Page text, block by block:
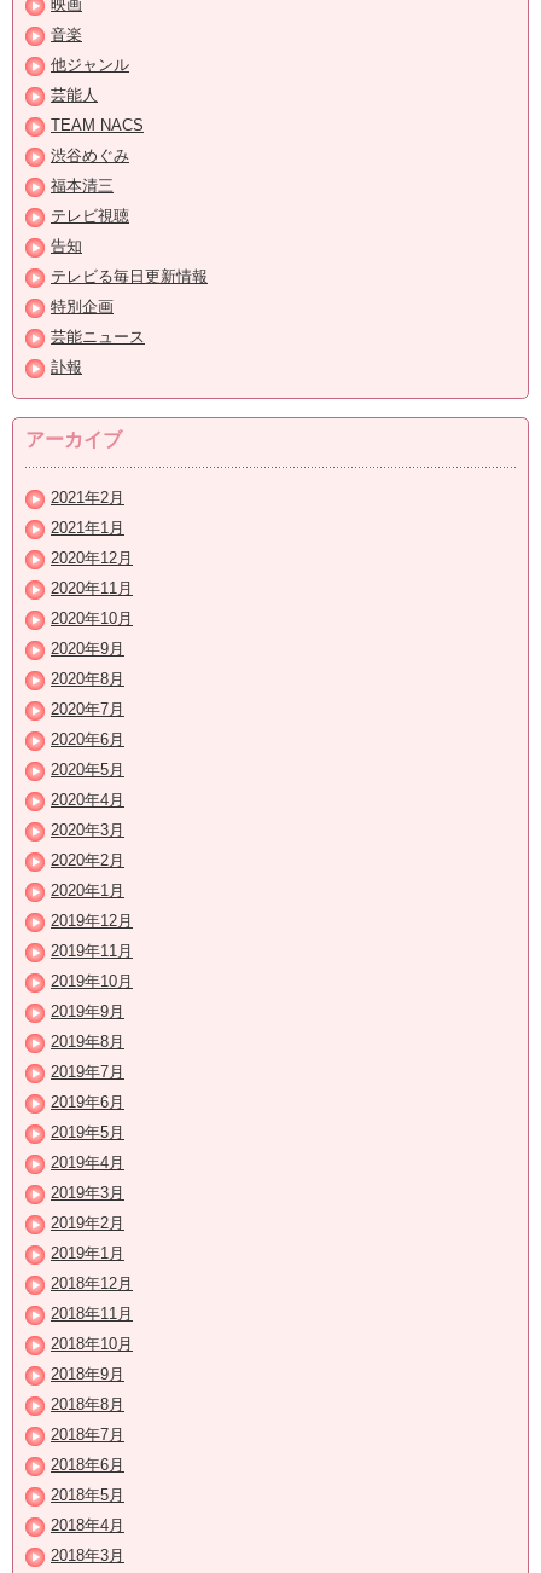
映画
音楽
他ジャンル
芸能人
TEAM NACS
渋谷めぐみ
福本清三
テレビ視聴
告知
テレビる毎日更新情報
特別企画
芸能ニュース
訃報
アーカイブ
2021年2月
2021年1月
2020年12月
2020年11月
2020年10月
2020年9月
2020年8月
2020年7月
2020年6月
2020年5月
2020年4月
2020年3月
2020年2月
2020年1月
2019年12月
2019年11月
2019年10月
2019年9月
2019年8月
2019年7月
2019年6月
2019年5月
2019年4月
2019年3月
2019年2月
2019年1月
2018年12月
2018年11月
2018年10月
2018年9月
2018年8月
2018年7月
2018年6月
2018年5月
2018年4月
2018年3月